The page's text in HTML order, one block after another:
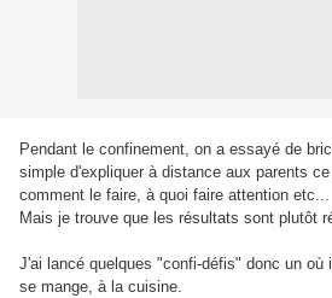
Pendant le confinement, on a essayé de
simple d'expliquer à distance aux parents
comment le faire, à quoi faire attention etc...
Mais je trouve que les résultats sont plutôt
J'ai lancé quelques "confi-défis" donc un où
se mange, à la cuisine.